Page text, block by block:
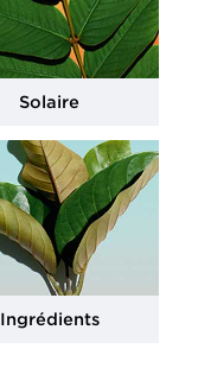
Solaire
Ingrédients